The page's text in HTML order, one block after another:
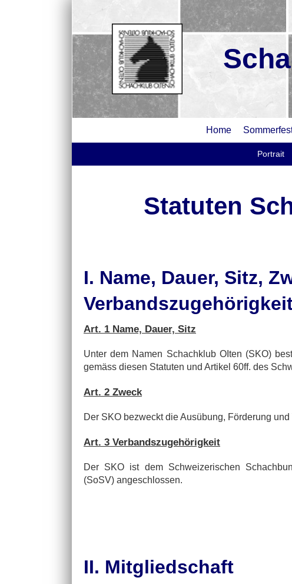
Home
Portrait
Statuten
I. Name, Dauer, Sitz,
Art. 1 Name, Dauer, Sitz
Unter dem Namen Schachklub OIten (SKO)
gemäss diesen Statuten und Artikel 60ff. des
Art. 2 Zweck
Der SKO bezweckt die Ausübung, Förderung
Art. 3 Verbandszugehörigkeit
Der SKO ist dem Schweizerischen
(SoSV) angeschlossen.
II. Mitgliedschaft